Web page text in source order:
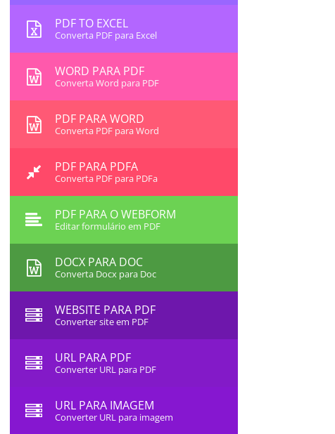
PDF TO EXCEL
Converta PDF para Excel
WORD PARA PDF
Converta Word para PDF
PDF PARA WORD
Converta PDF para Word
PDF PARA PDFA
Converta PDF para PDFa
PDF PARA O WEBFORM
Editar formulário em PDF
DOCX PARA DOC
Converta Docx para Doc
WEBSITE PARA PDF
Converter site em PDF
URL PARA PDF
Converter URL para PDF
URL PARA IMAGEM
Converter URL para imagem